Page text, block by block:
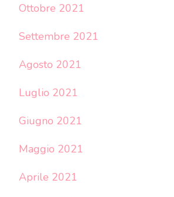
Ottobre 2021
Settembre 2021
Agosto 2021
Luglio 2021
Giugno 2021
Maggio 2021
Aprile 2021